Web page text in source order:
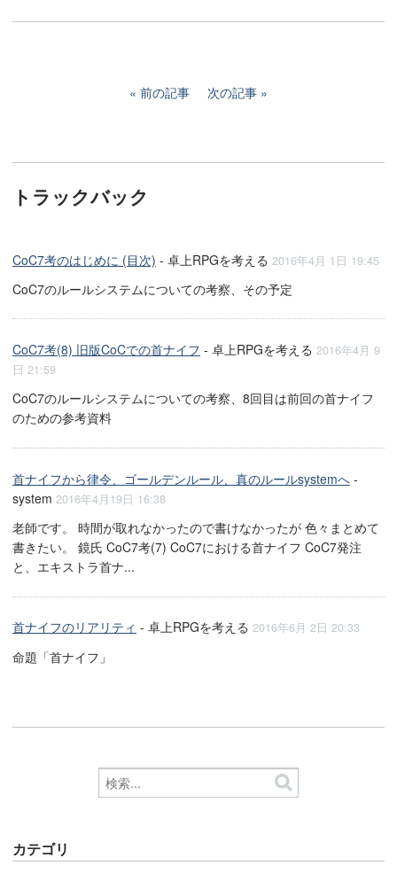
前の記事 次の記事
トラックバック
CoC7考のはじめに (目次) - 卓上RPGを考える 2016年4月 1日 19:45
CoC7のルールシステムについての考察、その予定
CoC7考(8) 旧版CoCでの首ナイフ - 卓上RPGを考える 2016年4月 9
日 21:59
CoC7のルールシステムについての考察、8回目は前回の首ナイフ
のための参考資料
首ナイフから律令、ゴールデンルール、真のルールsystemへ -
system 2016年4月19日 16:38
老師です。 時間が取れなかったので書けなかったが 色々まとめて
書きたい。 鏡氏 CoC7考(7) CoC7における首ナイフ CoC7発注
と、エキストラ首ナ...
首ナイフのリアリティ - 卓上RPGを考える 2016年6月 2日 20:33
命題「首ナイフ」
カテゴリ